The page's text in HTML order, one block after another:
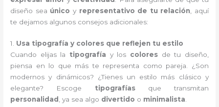
diseño sea único y representativo de tu relación , aquí
te dejamos algunos consejos adicionales:
1. Usa tipografía y colores que reflejen tu estilo
Cuando elijas la tipografía y los coloresde tu diseño,
piensa en lo que más te representa como pareja. ¿Son
modernos y dinámicos? ¿Tienes un estilo más clásico y
elegante? Escoge tipografíasque transmitan
personalidad , ya sea algo divertido o minimalista.